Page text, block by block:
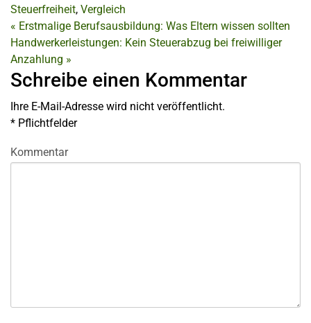
Steuerfreiheit, Vergleich
« Erstmalige Berufsausbildung: Was Eltern wissen sollten
Handwerkerleistungen: Kein Steuerabzug bei freiwilliger
Anzahlung »
Schreibe einen Kommentar
Ihre E-Mail-Adresse wird nicht veröffentlicht.
* Pflichtfelder
Kommentar